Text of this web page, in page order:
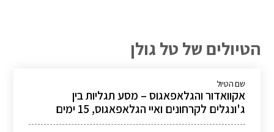
הטיולים של טל גולן
שם הטיול
אקוואדור והגלאפאגוס – מסע תגליות בין
ג'ונגלים לקרחונים ואיי הגלאפאגוס, 15 ימים